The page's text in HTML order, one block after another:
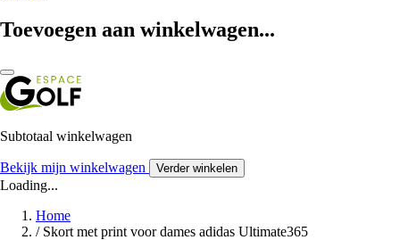
Toevoegen aan winkelwagen...
Subtotaal winkelwagen
Bekijk mijn winkelwagen Verder winkelen
Loading...
Home
/ Skort met print voor dames adidas Ultimate365